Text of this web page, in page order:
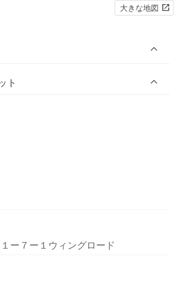
大きな地図
ト
ー７ー１ウィングロード